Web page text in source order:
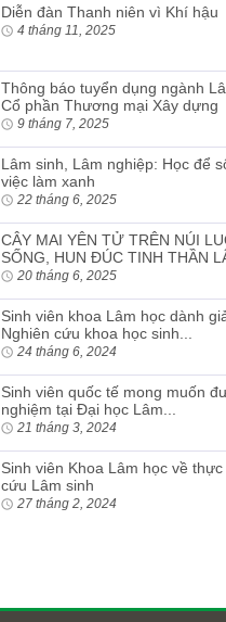
Diễn đàn Thanh niên vì Khí hậu
4 tháng 11, 2025
Thông báo tuyển dụng ngành
Cổ phần Thương mại Xây dựng
9 tháng 7, 2025
Lâm sinh, Lâm nghiệp: Học để
việc làm xanh
22 tháng 6, 2025
CÂY MAI YÊN TỬ TRÊN NÚI
SỐNG, HUN ĐÚC TINH THẦN
20 tháng 6, 2025
Sinh viên khoa Lâm học dành
Nghiên cứu khoa học sinh...
24 tháng 6, 2024
Sinh viên quốc tế mong muốn
nghiệm tại Đại học Lâm...
21 tháng 3, 2024
Sinh viên Khoa Lâm học về
cứu Lâm sinh
27 tháng 2, 2024